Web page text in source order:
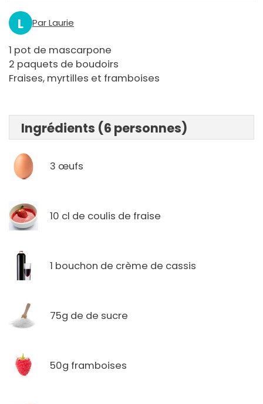
L Par Laurie
1 pot de mascarpone
2 paquets de boudoirs
Fraises, myrtilles et framboises
Ingrédients (6 personnes)
3 œufs
10 cl de coulis de fraise
1 bouchon de crème de cassis
75g de de sucre
50g framboises